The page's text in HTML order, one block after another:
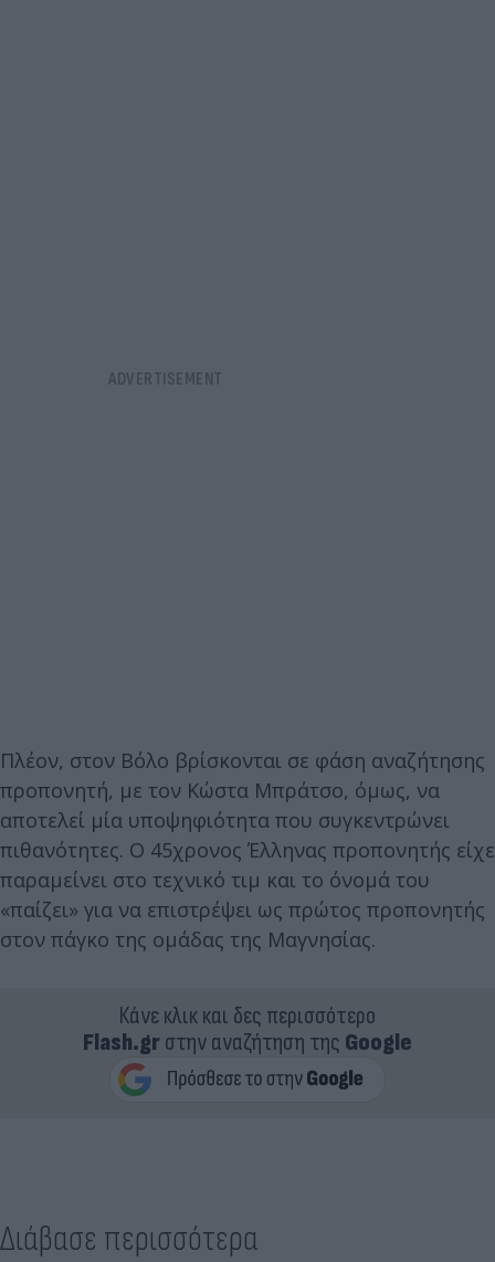
Πλέον, στον Βόλο βρίσκονται σε φάση αναζήτησης
προπονητή, με τον Κώστα Μπράτσο, όμως, να
αποτελεί μία υποψηφιότητα που συγκεντρώνει
πιθανότητες. Ο 45χρονος Έλληνας προπονητής είχε
παραμείνει στο τεχνικό τιμ και το όνομά του
«παίζει» για να επιστρέψει ως πρώτος προπονητής
στον πάγκο της ομάδας της Μαγνησίας.
Κάνε κλικ και δες περισσότερο
Flash.grστην αναζήτηση της Google
Διάβασε περισσότερα